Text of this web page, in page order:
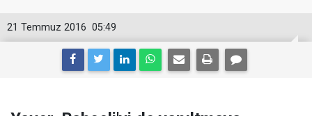
05:49
21 Temmuz 2016